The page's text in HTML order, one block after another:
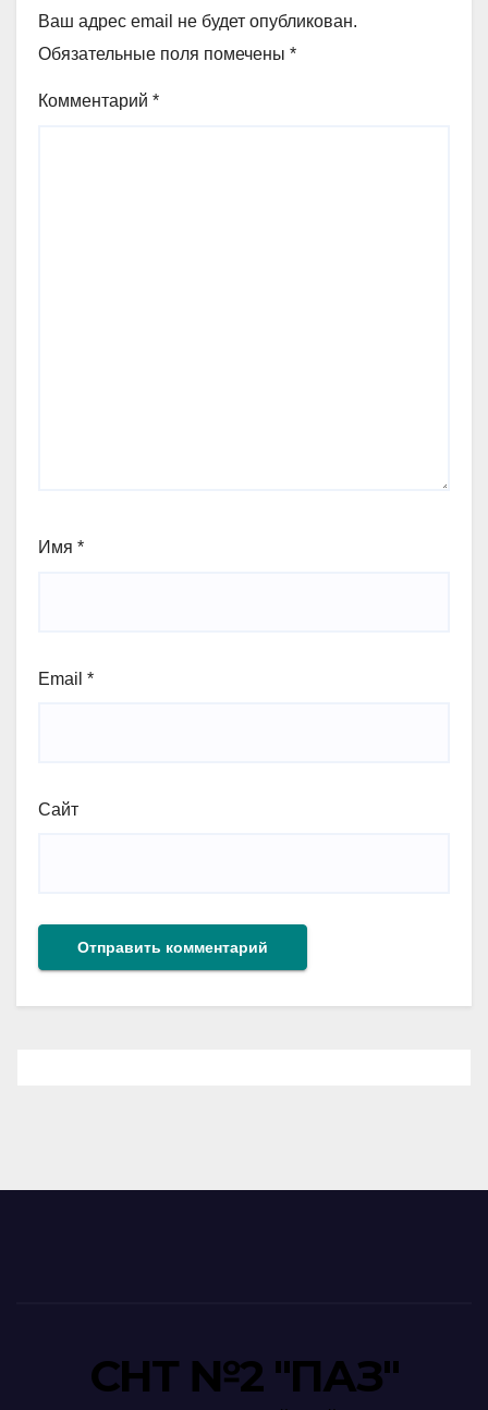
Ваш адрес email не будет опубликован.
Обязательные поля помечены *
Комментарий *
Имя *
Email *
Сайт
СНТ №2 "ПАЗ"